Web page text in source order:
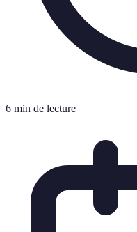
6 min de lecture